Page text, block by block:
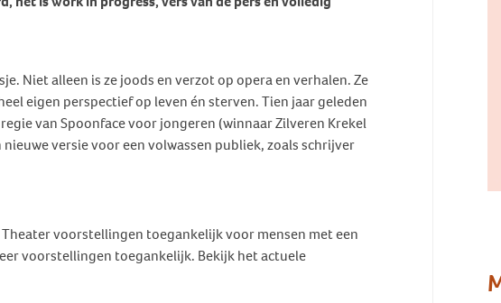
Niet alleen is ze joods en verzot op opera en verhalen. Ze
eigen perspectief op leven én sterven. Tien jaar geleden
van Spoonface voor jongeren (winnaar Zilveren Krekel
versie voor een volwassen publiek, zoals schrijver
voorstellingen toegankelijk voor mensen met een
voorstellingen toegankelijk. Bekijk het actuele